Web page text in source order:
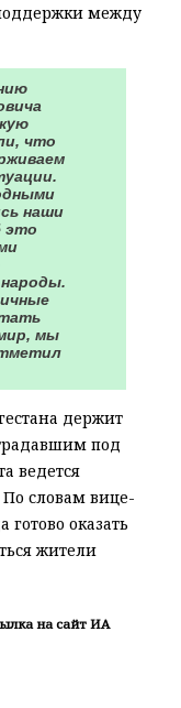
между
что
наши
это
мы
держит
под
ведется
словам вице-
оказать
жители
на сайт ИА